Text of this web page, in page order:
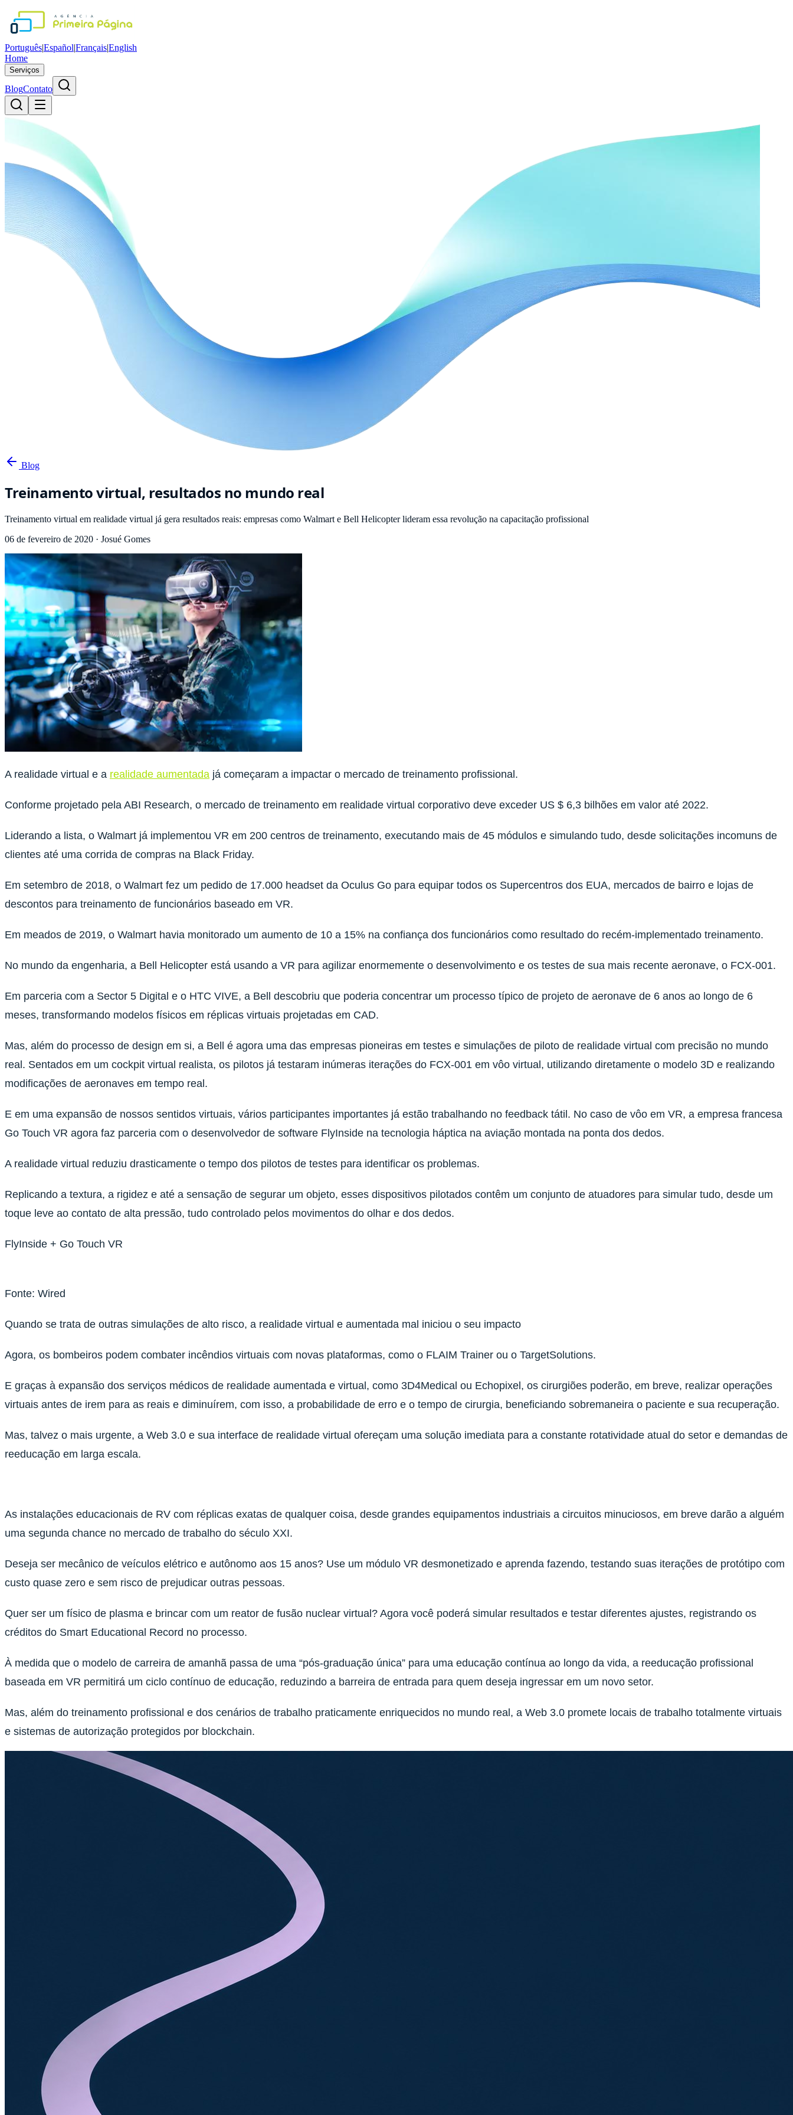
Português|Español|Français|English
Home
Serviços
BlogContato
Blog
Treinamento virtual, resultados no mundo real
Treinamento virtual em realidade virtual já gera resultados reais: empresas como Walmart e Bell Helicopter lideram essa revolução na capacitação profissional
06 de fevereiro de 2020 · Josué Gomes
A realidade virtual e a realidade aumentada já começaram a impactar o mercado de treinamento profissional.
Conforme projetado pela ABI Research, o mercado de treinamento em realidade virtual corporativo deve exceder US $ 6,3 bilhões em valor até 2022.
Liderando a lista, o Walmart já implementou VR em 200 centros de treinamento, executando mais de 45 módulos e simulando tudo, desde solicitações incomuns de
clientes até uma corrida de compras na Black Friday.
Em setembro de 2018, o Walmart fez um pedido de 17.000 headset da Oculus Go para equipar todos os Supercentros dos EUA, mercados de bairro e lojas de
descontos para treinamento de funcionários baseado em VR.
Em meados de 2019, o Walmart havia monitorado um aumento de 10 a 15% na confiança dos funcionários como resultado do recém-implementado treinamento.
No mundo da engenharia, a Bell Helicopter está usando a VR para agilizar enormemente o desenvolvimento e os testes de sua mais recente aeronave, o FCX-001.
Em parceria com a Sector 5 Digital e o HTC VIVE, a Bell descobriu que poderia concentrar um processo típico de projeto de aeronave de 6 anos ao longo de 6
meses, transformando modelos físicos em réplicas virtuais projetadas em CAD.
Mas, além do processo de design em si, a Bell é agora uma das empresas pioneiras em testes e simulações de piloto de realidade virtual com precisão no mundo
real. Sentados em um cockpit virtual realista, os pilotos já testaram inúmeras iterações do FCX-001 em vôo virtual, utilizando diretamente o modelo 3D e realizando
modificações de aeronaves em tempo real.
E em uma expansão de nossos sentidos virtuais, vários participantes importantes já estão trabalhando no feedback tátil. No caso de vôo em VR, a empresa francesa
Go Touch VR agora faz parceria com o desenvolvedor de software FlyInside na tecnologia háptica na aviação montada na ponta dos dedos.
A realidade virtual reduziu drasticamente o tempo dos pilotos de testes para identificar os problemas.
Replicando a textura, a rigidez e até a sensação de segurar um objeto, esses dispositivos pilotados contêm um conjunto de atuadores para simular tudo, desde um
toque leve ao contato de alta pressão, tudo controlado pelos movimentos do olhar e dos dedos.
FlyInside + Go Touch VR
Fonte: Wired
Quando se trata de outras simulações de alto risco, a realidade virtual e aumentada mal iniciou o seu impacto
Agora, os bombeiros podem combater incêndios virtuais com novas plataformas, como o FLAIM Trainer ou o TargetSolutions.
E graças à expansão dos serviços médicos de realidade aumentada e virtual, como 3D4Medical ou Echopixel, os cirurgiões poderão, em breve, realizar operações
virtuais antes de irem para as reais e diminuírem, com isso, a probabilidade de erro e o tempo de cirurgia, beneficiando sobremaneira o paciente e sua recuperação.
Mas, talvez o mais urgente, a Web 3.0 e sua interface de realidade virtual ofereçam uma solução imediata para a constante rotatividade atual do setor e demandas de
reeducação em larga escala.
As instalações educacionais de RV com réplicas exatas de qualquer coisa, desde grandes equipamentos industriais a circuitos minuciosos, em breve darão a alguém
uma segunda chance no mercado de trabalho do século XXI.
Deseja ser mecânico de veículos elétrico e autônomo aos 15 anos? Use um módulo VR desmonetizado e aprenda fazendo, testando suas iterações de protótipo com
custo quase zero e sem risco de prejudicar outras pessoas.
Quer ser um físico de plasma e brincar com um reator de fusão nuclear virtual? Agora você poderá simular resultados e testar diferentes ajustes, registrando os
créditos do Smart Educational Record no processo.
À medida que o modelo de carreira de amanhã passa de uma “pós-graduação única” para uma educação contínua ao longo da vida, a reeducação profissional
baseada em VR permitirá um ciclo contínuo de educação, reduzindo a barreira de entrada para quem deseja ingressar em um novo setor.
Mas, além do treinamento profissional e dos cenários de trabalho praticamente enriquecidos no mundo real, a Web 3.0 promete locais de trabalho totalmente virtuais
e sistemas de autorização protegidos por blockchain.